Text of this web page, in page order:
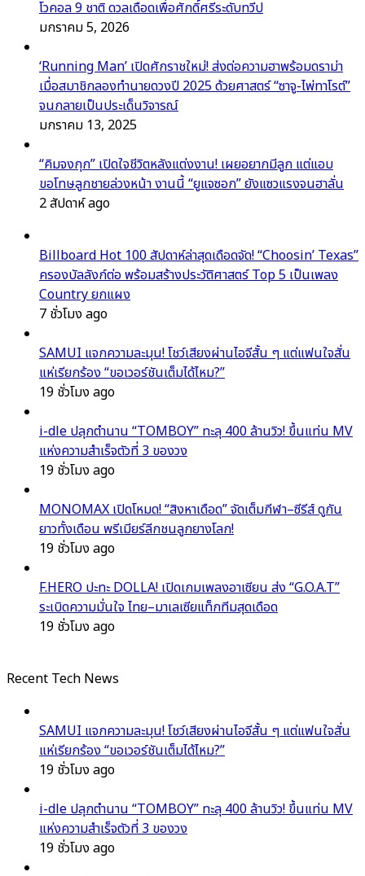
โวคอล 9 ชาติ ดวลเดือดเพื่อศักดิ์ศรีระดับทวีป
มกราคม 5, 2026
‘Running Man’ เปิดศักราชใหม่! ส่งต่อความฮาพร้อมดราม่า
เมื่อสมาชิกลองทำนายดวงปี 2025 ด้วยศาสตร์ “ซาจู-ไพ่ทาโรต์”
จนกลายเป็นประเด็นวิจารณ์
มกราคม 13, 2025
“คิมจงกุก” เปิดใจชีวิตหลังแต่งงาน! เผยอยากมีลูก แต่แอบ
ขอโทษลูกชายล่วงหน้า งานนี้ “ยูแจซอก” ยังแซวแรงจนฮาลั่น
2 สัปดาห์ ago
Billboard Hot 100 สัปดาห์ล่าสุดเดือดจัด! “Choosin’ Texas”
ครองบัลลังก์ต่อ พร้อมสร้างประวัติศาสตร์ Top 5 เป็นเพลง
Country ยกแผง
7 ชั่วโมง ago
SAMUI แจกความละมุน! โชว์เสียงผ่านไอจีสั้น ๆ แต่แฟนใจสั่น
แห่เรียกร้อง “ขอเวอร์ชันเต็มได้ไหม?”
19 ชั่วโมง ago
i-dle ปลุกตำนาน “TOMBOY” ทะลุ 400 ล้านวิว! ขึ้นแท่น MV
แห่งความสำเร็จตัวที่ 3 ของวง
19 ชั่วโมง ago
MONOMAX เปิดโหมด! “สิงหาเดือด” จัดเต็มกีฬา–ซีรีส์ ดูกัน
ยาวทั้งเดือน พรีเมียร์ลีกชนลูกยางโลก!
19 ชั่วโมง ago
F.HERO ปะทะ DOLLA! เปิดเกมเพลงอาเซียน ส่ง “G.O.A.T”
ระเบิดความมั่นใจ ไทย–มาเลเซียแท็กทีมสุดเดือด
19 ชั่วโมง ago
Recent Tech News
SAMUI แจกความละมุน! โชว์เสียงผ่านไอจีสั้น ๆ แต่แฟนใจสั่น
แห่เรียกร้อง “ขอเวอร์ชันเต็มได้ไหม?”
19 ชั่วโมง ago
i-dle ปลุกตำนาน “TOMBOY” ทะลุ 400 ล้านวิว! ขึ้นแท่น MV
แห่งความสำเร็จตัวที่ 3 ของวง
19 ชั่วโมง ago